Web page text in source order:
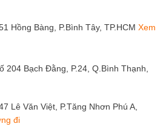
Hồng Bàng, P.Bình Tây, TP.HCM Xem
204 Bạch Đằng, P.24, Q.Bình Thạnh,
Lê Văn Việt, P.Tăng Nhơn Phú A,
đi